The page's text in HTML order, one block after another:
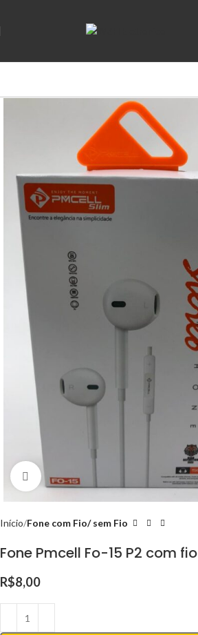
Clique para ampliar
Início Fone com Fio/ sem Fio
Fone Pmcell Fo-15 P2 com fio
R$8,00